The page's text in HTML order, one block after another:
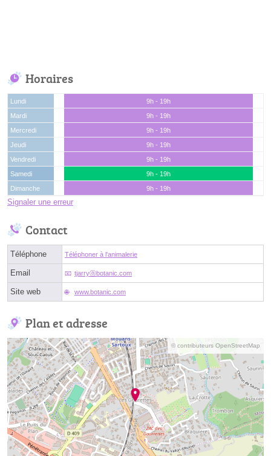
Horaires
Lundi
9h - 19h
Mardi
9h - 19h
Mercredi
9h - 19h
Jeudi
9h - 19h
Vendredi
9h - 19h
Samedi
9h - 19h
Dimanche
9h - 19h
Signaler une erreur
Contact
Téléphone Téléphoner à l'animalerie
Email tjarryⓐbotanic.com
Site web www.botanic.com
Plan et adresse
© contributeurs OpenStreetMap